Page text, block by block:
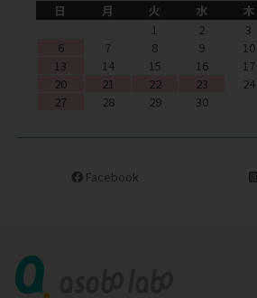
日
月 火 水 木
1
2 3
6
7 8 9 10
13
14 15 16 17
20
21 22 23 24
27
28 29 30
Facebook